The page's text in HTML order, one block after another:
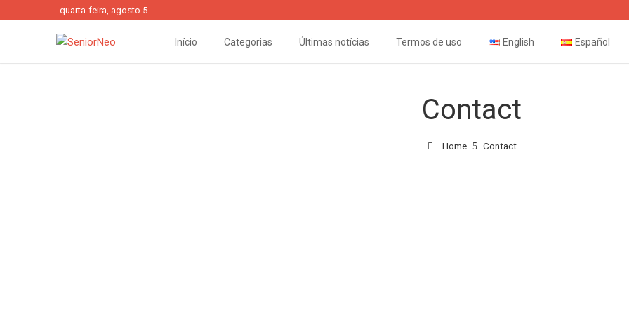
quarta-feira, agosto 5
Início Categorias Últimas notícias Termos de uso English Español
Contact
Home Contact